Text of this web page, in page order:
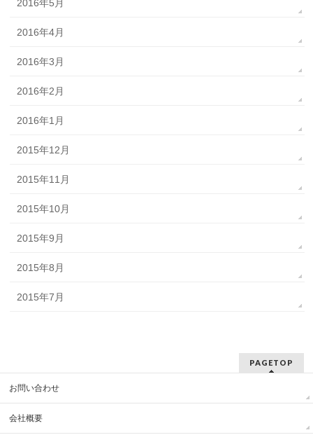
2016年5月
2016年4月
2016年3月
2016年2月
2016年1月
2015年12月
2015年11月
2015年10月
2015年9月
2015年8月
2015年7月
PAGETOP
お問い合わせ
会社概要